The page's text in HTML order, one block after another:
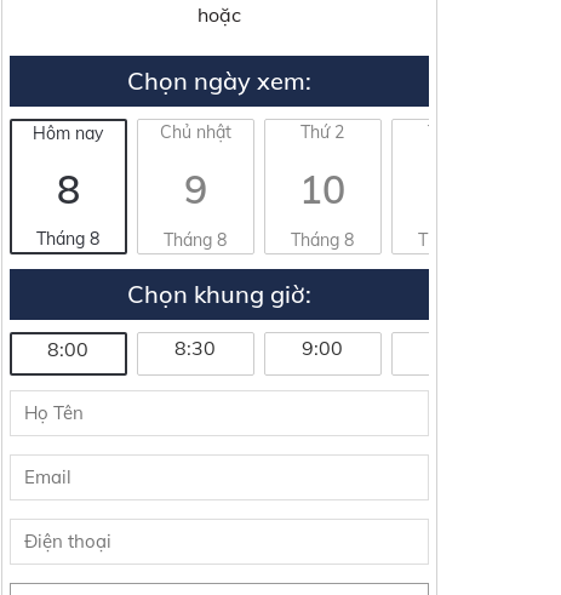
hoặc
Chọn ngày xem:
Hôm nay
8
Tháng 8
Chủ nhật
9
Tháng 8
Thứ 2
10
Tháng 8
Thứ 3
Tháng 8
Chọn khung giờ:
8:00 8:30 9:00